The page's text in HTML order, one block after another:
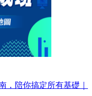
，陪你搞定所有基礎｜